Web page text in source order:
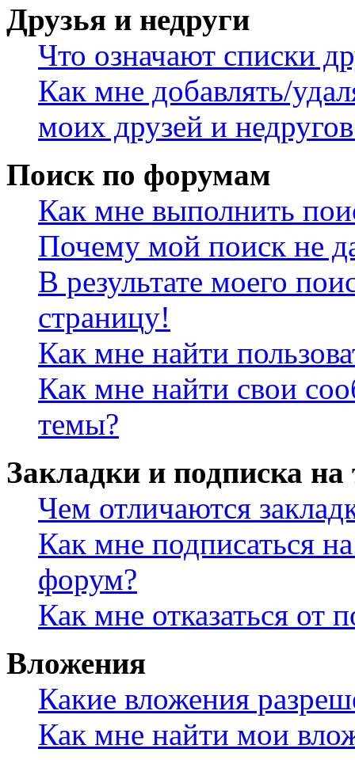
Друзья и недруги
Что означают списки
Как мне добавлять/
моих друзей и
Поиск по форумам
Как мне выполнить
Почему мой поиск не
В результате моего
страницу!
Как мне найти
Как мне найти свои
темы?
Закладки и подписка
Чем отличаются
Как мне подписаться
форум?
Как мне отказаться от
Вложения
Какие вложения
Как мне найти мои